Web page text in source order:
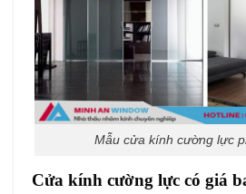
Mẫu cửa kính cường lực
Cửa kính cường lực có giá